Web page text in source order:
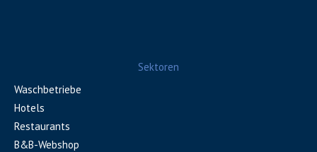
Sektoren
Waschbetriebe
Hotels
Restaurants
B&B-Webshop